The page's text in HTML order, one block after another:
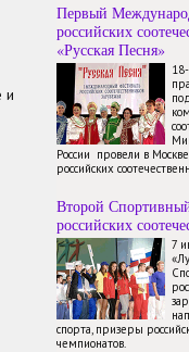
и
Первый
российских
«Русская Песня»
России провели в
российских
Второй
российских
7
спорта, призеры
чемпионатов.